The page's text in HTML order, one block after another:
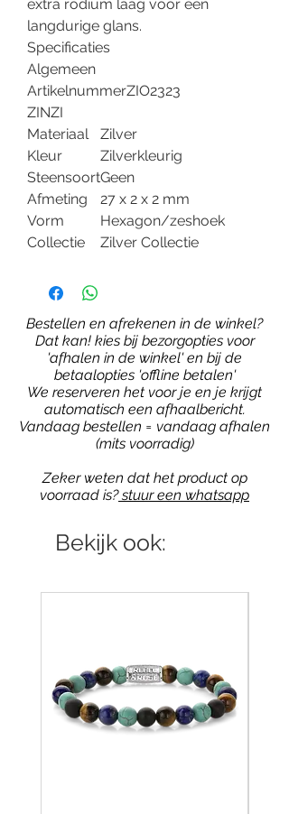
extra rodium laag voor een
langdurige glans.
Specificaties
Algemeen
ArtikelnummerZIO2323
ZINZI
Materiaal
Zilver
Kleur
Zilverkleurig
SteensoortGeen
Afmeting
27 x 2 x 2 mm
Vorm
Hexagon/zeshoek
Collectie
Zilver Collectie
Bestellen en afrekenen in de winkel?
Dat kan! kies bij bezorgopties voor
'afhalen in de winkel' en bij de
betaalopties 'offline betalen'
We reserveren het voor je en je krijgt
automatisch een afhaalbericht.
Vandaag bestellen = vandaag afhalen
(mits voorradig)
Zeker weten dat het product op
voorraad is?stuur een whatsapp
Bekijk ook: